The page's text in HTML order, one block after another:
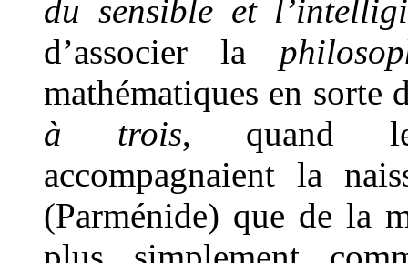
du sensible et
d’associer la
mathématiques en
à trois, quand
accompagnaient la
(Parménide) que de la